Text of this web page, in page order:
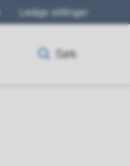
Ledige stillinger
Søk